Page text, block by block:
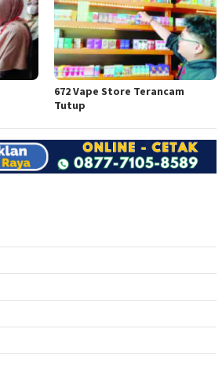
672 Vape Store Terancam
Tutup